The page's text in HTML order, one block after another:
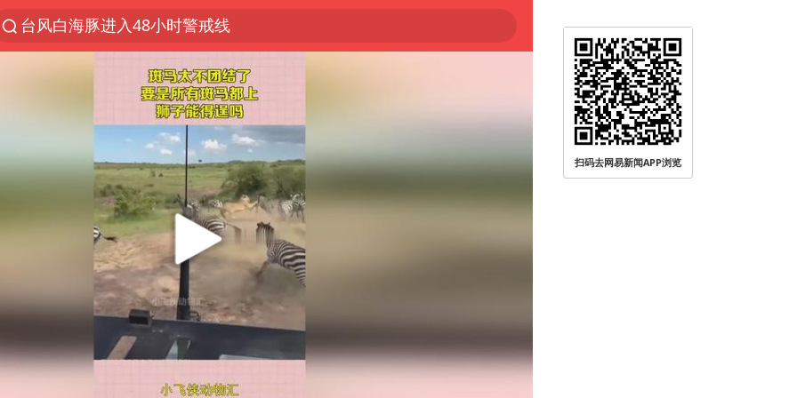
台风白海豚进入48小时警戒线
佛得角门将亮相智利俱乐部主场
中方回应是否在太平洋海底开采稀土
宇树科技发行价格150.80元/股
看守所辅警收受10万获刑1年
宇树科技王兴兴身家有望超200亿元
五粮液渠道价一箱上涨近百元
CIA被曝已秘密设立古巴工作组
U17国足1分钟轰2球
泰国一女公务员妆容引争议 本人回应
扫码去网易新闻APP浏览